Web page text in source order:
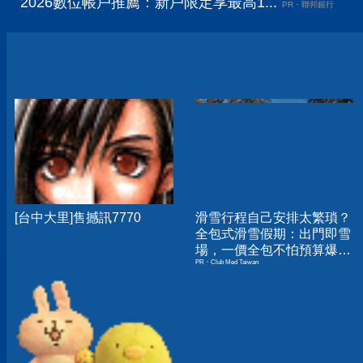
PR・聯邦銀行
[台中大里]售撼訊7770
滑雪行程自己安排太繁瑣？
全包式滑雪假期：出門即雪
場，一價全包不怕預算爆
表！
PR・Club Med Taiwan